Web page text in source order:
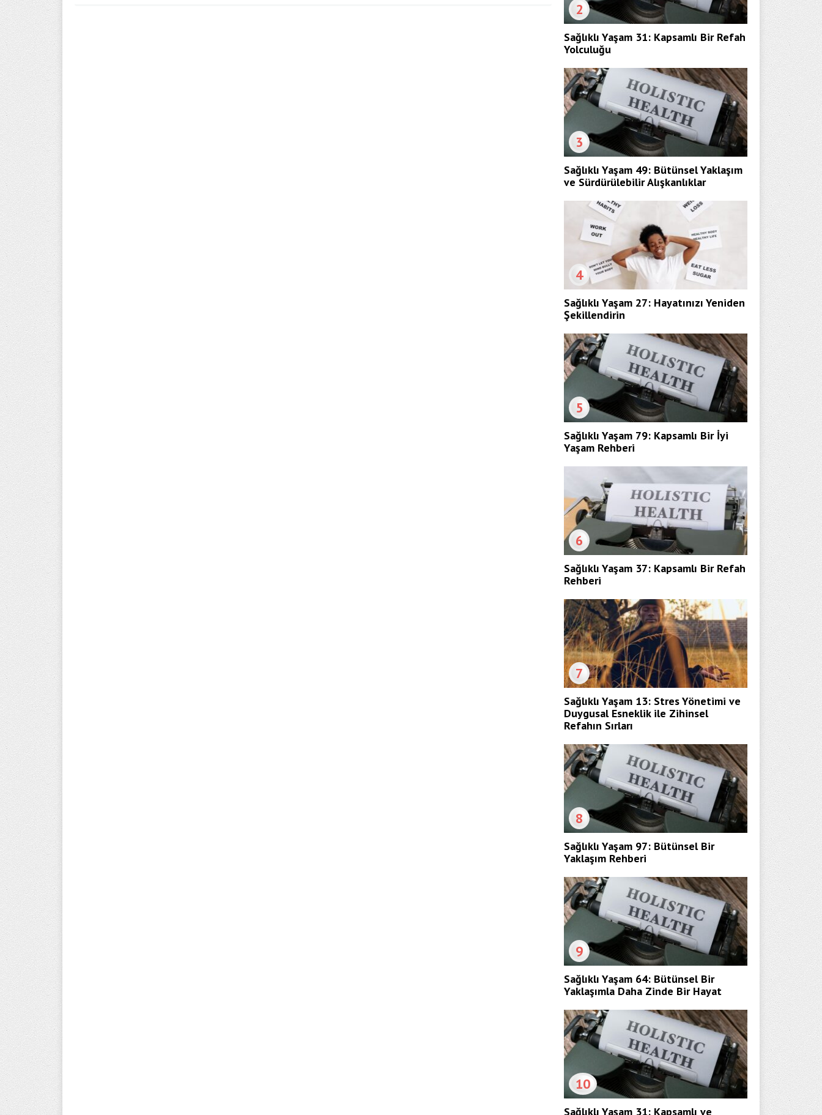
2
Sağlıklı Yaşam 31: Kapsamlı Bir Refah
Yolculuğu
3
Sağlıklı Yaşam 49: Bütünsel Yaklaşım
ve Sürdürülebilir Alışkanlıklar
4
Sağlıklı Yaşam 27: Hayatınızı Yeniden
Şekillendirin
5
Sağlıklı Yaşam 79: Kapsamlı Bir İyi
Yaşam Rehberi
6
Sağlıklı Yaşam 37: Kapsamlı Bir Refah
Rehberi
7
Sağlıklı Yaşam 13: Stres Yönetimi ve
Duygusal Esneklik ile Zihinsel
Refahın Sırları
8
Sağlıklı Yaşam 97: Bütünsel Bir
Yaklaşım Rehberi
9
Sağlıklı Yaşam 64: Bütünsel Bir
Yaklaşımla Daha Zinde Bir Hayat
10
Sağlıklı Yaşam 31: Kapsamlı ve